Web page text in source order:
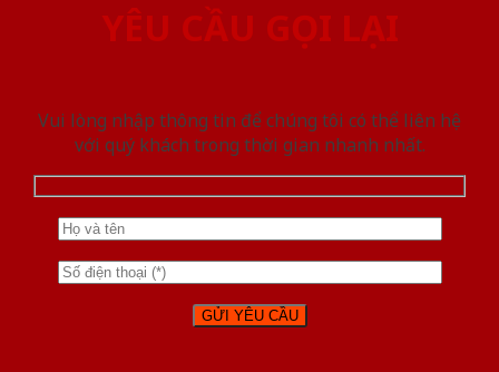
YÊU CẦU GỌI LẠI
Vui lòng nhập thông tin để chúng tôi có thể liên hệ
với quý khách trong thời gian nhanh nhất.